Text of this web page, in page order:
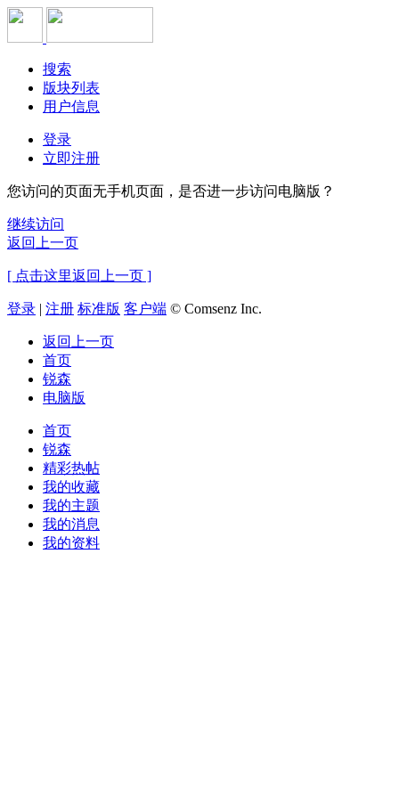
搜索
版块列表
用户信息
登录
立即注册
您访问的页面无手机页面，是否进一步访问电脑版？
继续访问
返回上一页
[ 点击这里返回上一页 ]
登录 | 注册 标准版 客户端 © Comsenz Inc.
返回上一页
首页
锐森
电脑版
首页
锐森
精彩热帖
我的收藏
我的主题
我的消息
我的资料